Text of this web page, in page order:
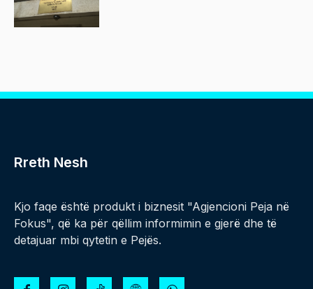
Rreth Nesh
Kjo faqe është produkt i biznesit "Agjencioni Peja në
Fokus", që ka për qëllim informimin e gjerë dhe të
detajuar mbi qytetin e Pejës.